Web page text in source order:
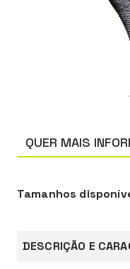
QUER MAIS
Tamanhos
DESCRIÇÃO E